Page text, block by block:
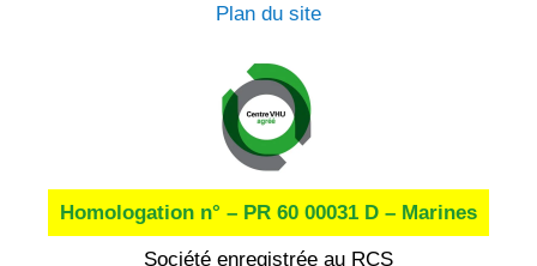
Plan du site
Homologation n° – PR 60 00031 D – Marines
Société enregistrée au RCS